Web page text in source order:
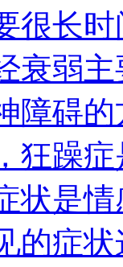
很长
衰弱主
障碍
狂躁
状是
的症